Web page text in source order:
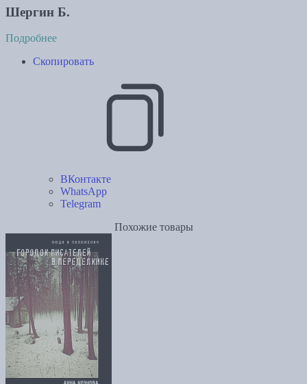
Шергин Б.
Подробнее
Скопировать
ВКонтакте
WhatsApp
Telegram
Похожие товары